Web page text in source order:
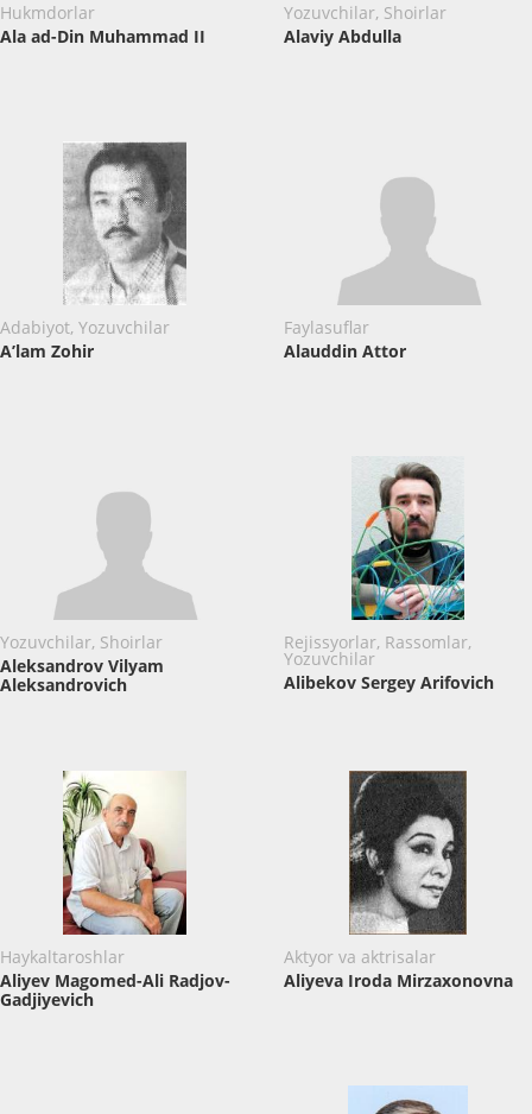
Hukmdorlar
Ala ad-Din Muhammad II
Yozuvchilar, Shoirlar
Alaviy Abdulla
Adabiyot, Yozuvchilar
A’lam Zohir
Faylasuflar
Alauddin Attor
Yozuvchilar, Shoirlar
Aleksandrov Vilyam
Aleksandrovich
Rejissyorlar, Rassomlar,
Yozuvchilar
Alibekov Sergey Arifovich
Haykaltaroshlar
Aliyev Magomed-Ali Radjov-
Gadjiyevich
Aktyor va aktrisalar
Aliyeva Iroda Mirzaxonovna